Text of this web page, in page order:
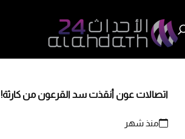
اتصالات عون أنقذت سد القرعون من كارثة!
منذ شهر